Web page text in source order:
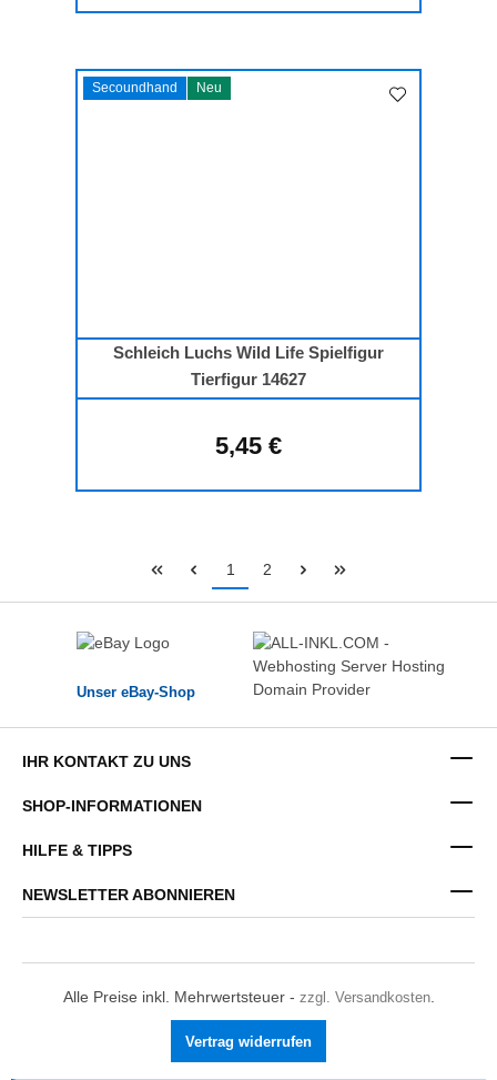
Secoundhand Neu
Schleich Luchs Wild Life Spielfigur
Tierfigur 14627
Regulärer Preis:
5,45 €
Seite
1 Seite
2
Unser eBay-Shop
IHR KONTAKT ZU UNS
SHOP-INFORMATIONEN
HILFE & TIPPS
NEWSLETTER ABONNIEREN
Alle Preise inkl. Mehrwertsteuer - zzgl. Versandkosten.
Vertrag widerrufen